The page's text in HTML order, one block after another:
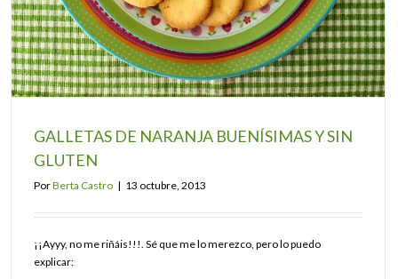
GALLETAS DE NARANJA BUENÍSIMAS Y SIN
GLUTEN
PorBerta Castro | 13 octubre, 2013
¡¡Ayyy, no me riñáis!!!. Sé que me lo merezco, pero lo puedo
explicar: